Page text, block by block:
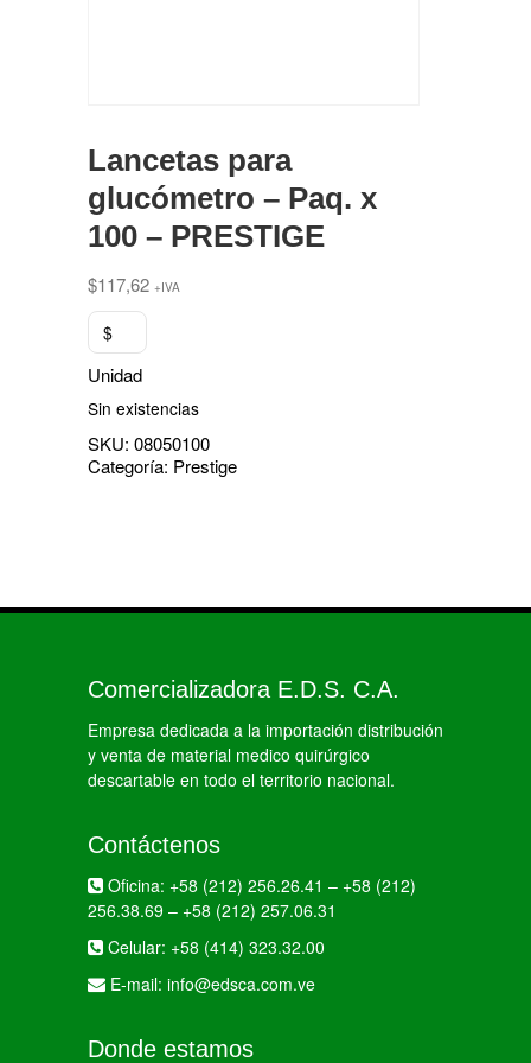
Lancetas para
glucómetro – Paq. x
100 – PRESTIGE
$117,62 +IVA
$
Unidad
Sin existencias
SKU: 08050100
Categoría: Prestige
Comercializadora E.D.S. C.A.
Empresa dedicada a la importación distribución
y venta de material medico quirúrgico
descartable en todo el territorio nacional.
Contáctenos
Oficina: +58 (212) 256.26.41 – +58 (212)
256.38.69 – +58 (212) 257.06.31
Celular: +58 (414) 323.32.00
E-mail: info@edsca.com.ve
Donde estamos